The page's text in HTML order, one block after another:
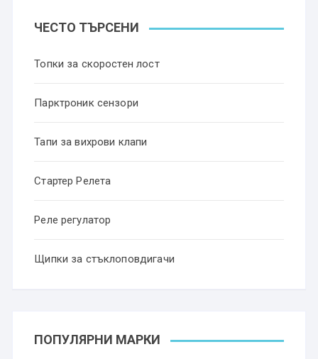
ЧЕСТО ТЪРСЕНИ
Топки за скоростен лост
Парктроник сензори
Тапи за вихрови клапи
Стартер Релета
Реле регулатор
Щипки за стъклоповдигачи
ПОПУЛЯРНИ МАРКИ